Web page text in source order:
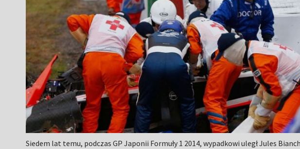
Siedem lat temu, podczas GP Japonii Formuły 1 2014, wypadkowi uległ Jules